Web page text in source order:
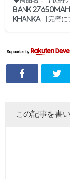
Bank 27650mAh
Khanka 【完璧に
この記事を書